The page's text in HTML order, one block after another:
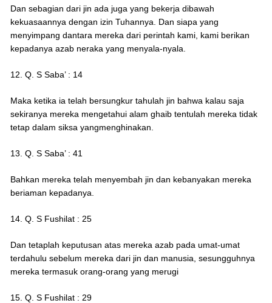
Dan sebagian dari jin ada juga yang bekerja dibawah
kekuasaannya dengan izin Tuhannya. Dan siapa yang
menyimpang dantara mereka dari perintah kami, kami berikan
kepadanya azab neraka yang menyala-nyala.
12. Q. S Saba’ : 14
Maka ketika ia telah bersungkur tahulah jin bahwa kalau saja
sekiranya mereka mengetahui alam ghaib tentulah mereka tidak
tetap dalam siksa yangmenghinakan.
13. Q. S Saba’ : 41
Bahkan mereka telah menyembah jin dan kebanyakan mereka
beriaman kepadanya.
14. Q. S Fushilat : 25
Dan tetaplah keputusan atas mereka azab pada umat-umat
terdahulu sebelum mereka dari jin dan manusia, sesungguhnya
mereka termasuk orang-orang yang merugi
15. Q. S Fushilat : 29